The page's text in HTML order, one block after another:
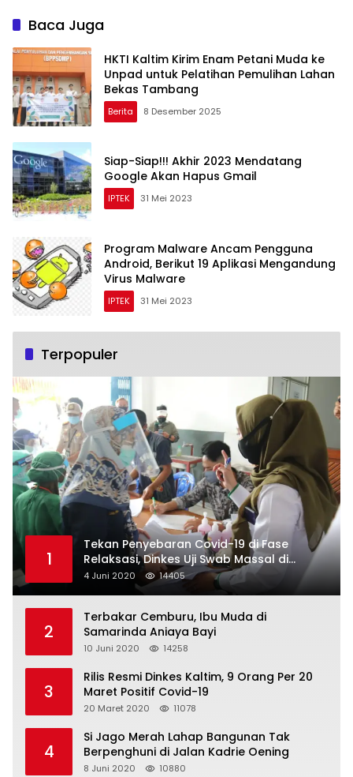
Baca Juga
HKTI Kaltim Kirim Enam Petani Muda ke
Unpad untuk Pelatihan Pemulihan Lahan
Bekas Tambang
Berita 8 Desember 2025
Siap-Siap!!! Akhir 2023 Mendatang
Google Akan Hapus Gmail
IPTEK 31 Mei 2023
Program Malware Ancam Pengguna
Android, Berikut 19 Aplikasi Mengandung
Virus Malware
IPTEK 31 Mei 2023
Terpopuler
1
Tekan Penyebaran Covid-19 di Fase
Relaksasi, Dinkes Uji Swab Massal di
Pelabuhan Samarinda
4 Juni 2020 14405
2
Terbakar Cemburu, Ibu Muda di
Samarinda Aniaya Bayi
10 Juni 2020 14258
3
Rilis Resmi Dinkes Kaltim, 9 Orang Per 20
Maret Positif Covid-19
20 Maret 2020 11078
4
Si Jago Merah Lahap Bangunan Tak
Berpenghuni di Jalan Kadrie Oening
8 Juni 2020 10880